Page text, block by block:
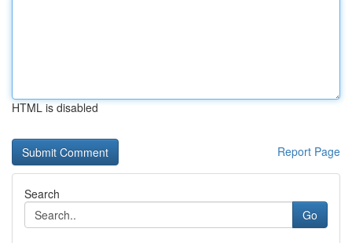
HTML is disabled
Report Page
Search
Go